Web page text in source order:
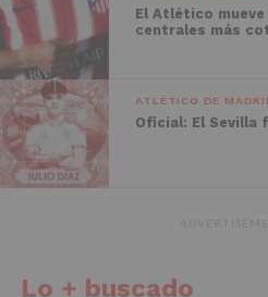
El Atlético
centrales más
ATLÉTICO DE
Oficial: El Sevilla
Lo + buscado